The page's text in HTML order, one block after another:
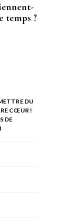
temps ?
DU
CŒUR !
DE